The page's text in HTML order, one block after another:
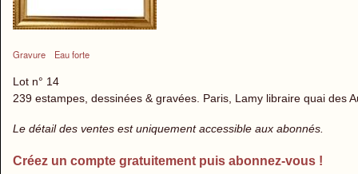
Gravure Eau forte
Lot n° 14
239 estampes, dessinées & gravées. Paris, Lamy libraire quai des
Le détail des ventes est uniquement accessible aux abonnés.
Créez un compte gratuitement puis abonnez-vous !